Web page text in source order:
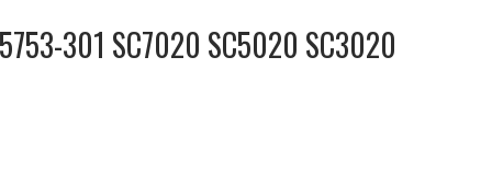
301 SC7020 SC5020 SC3020